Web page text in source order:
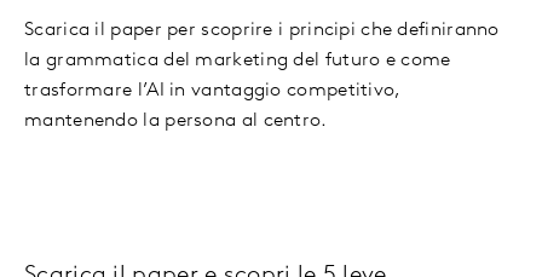
Scarica il paper per scoprire i principi che definiranno
la grammatica del marketing del futuro e come
trasformare l’AI in vantaggio competitivo,
mantenendo la persona al centro.